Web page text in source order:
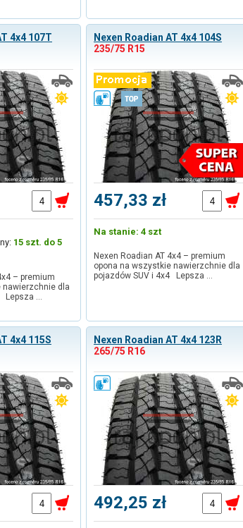
4x4 107T
15 szt. do 5
– premium
nawierzchnie dla
Lepsza …
Nexen Roadian AT 4x4 104S
235/75 R15
457,33 zł
Na stanie: 4 szt
Nexen Roadian AT 4x4 – premium
opona na wszystkie nawierzchnie dla
pojazdów SUV i 4x4 Lepsza …
4x4 115S
Nexen Roadian AT 4x4 123R
265/75 R16
492,25 zł